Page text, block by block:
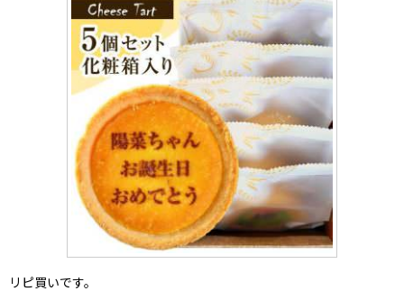
リピ買いです。